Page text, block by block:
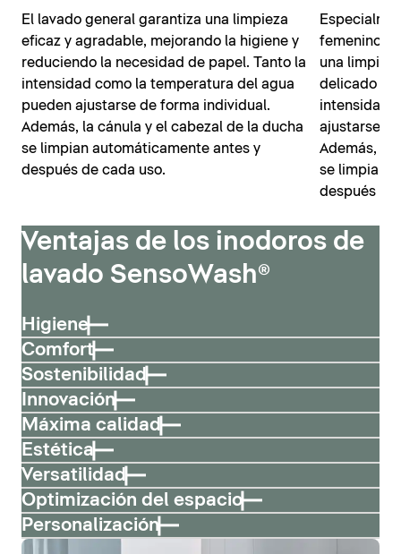
El lavado general garantiza una limpieza
eficaz y agradable, mejorando la higiene y
reduciendo la necesidad de papel. Tanto la
intensidad como la temperatura del agua
pueden ajustarse de forma individual.
Además, la cánula y el cabezal de la ducha
se limpian automáticamente antes y
después de cada uso.
femenino,
una
delicado
intensidad
ajustarse y
Además, la
se limpian
después de
Ventajas de los inodoros de
lavado SensoWash®
Higiene
Comfort
Sostenibilidad
Innovación
Máxima calidad
Estética
Versatilidad
Optimización del espacio
Personalización